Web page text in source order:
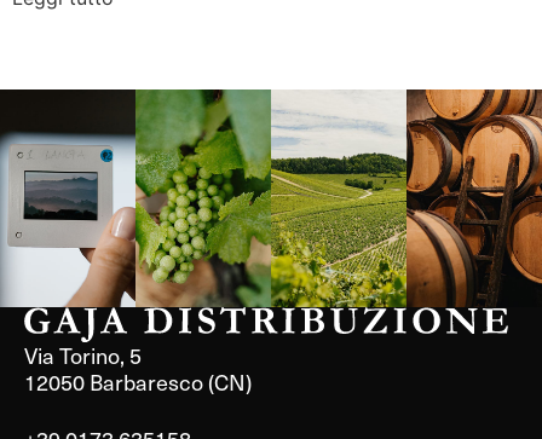
Langa, 1977 Borgogna,
Francia
Borgogna,
Francia
Instagram
Via Torino, 5
12050 Barbaresco (CN)